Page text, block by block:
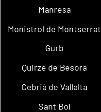
Manresa
Monistrol de Montserrat
Gurb
Quirze de Besora
Cebrià de Vallalta
Sant Boi